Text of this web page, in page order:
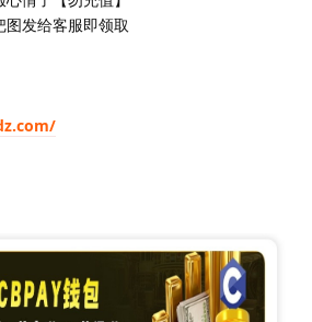
发给客服即领取